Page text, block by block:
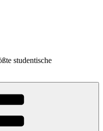
studentische